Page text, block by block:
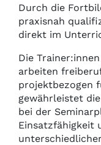
Durch die
praxisnah
direkt im
Die
arbeiten
projektbezogen
gewährleistet
bei der
Einsatzfähigkeit